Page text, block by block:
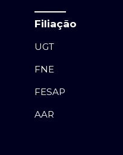
Filiação
UGT
FNE
FESAP
AAR